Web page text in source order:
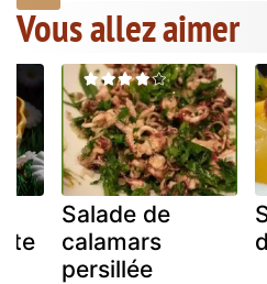
Vous allez aimer
Salade de
calamars
persillée